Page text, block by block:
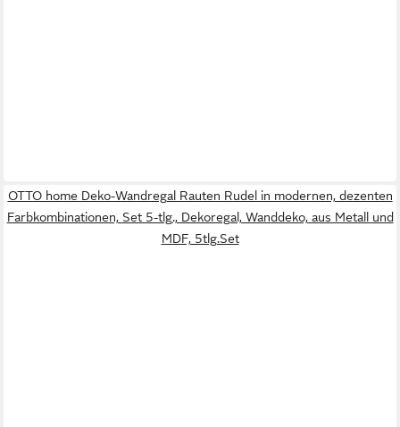
OTTO home Deko-Wandregal Rauten Rudel in modernen, dezenten
Farbkombinationen, Set 5-tlg., Dekoregal, Wanddeko, aus Metall und
MDF, 5tlg.Set